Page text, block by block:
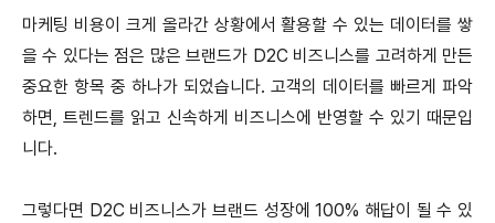
마케팅 비용이 크게 올라간 상황에서 활용할 수 있는 데이터를 쌓
을 수 있다는 점은 많은 브랜드가 D2C 비즈니스를 고려하게 만든
중요한 항목 중 하나가 되었습니다. 고객의 데이터를 빠르게 파악
하면, 트렌드를 읽고 신속하게 비즈니스에 반영할 수 있기 때문입
니다.
그렇다면 D2C 비즈니스가 브랜드 성장에 100% 해답이 될 수 있